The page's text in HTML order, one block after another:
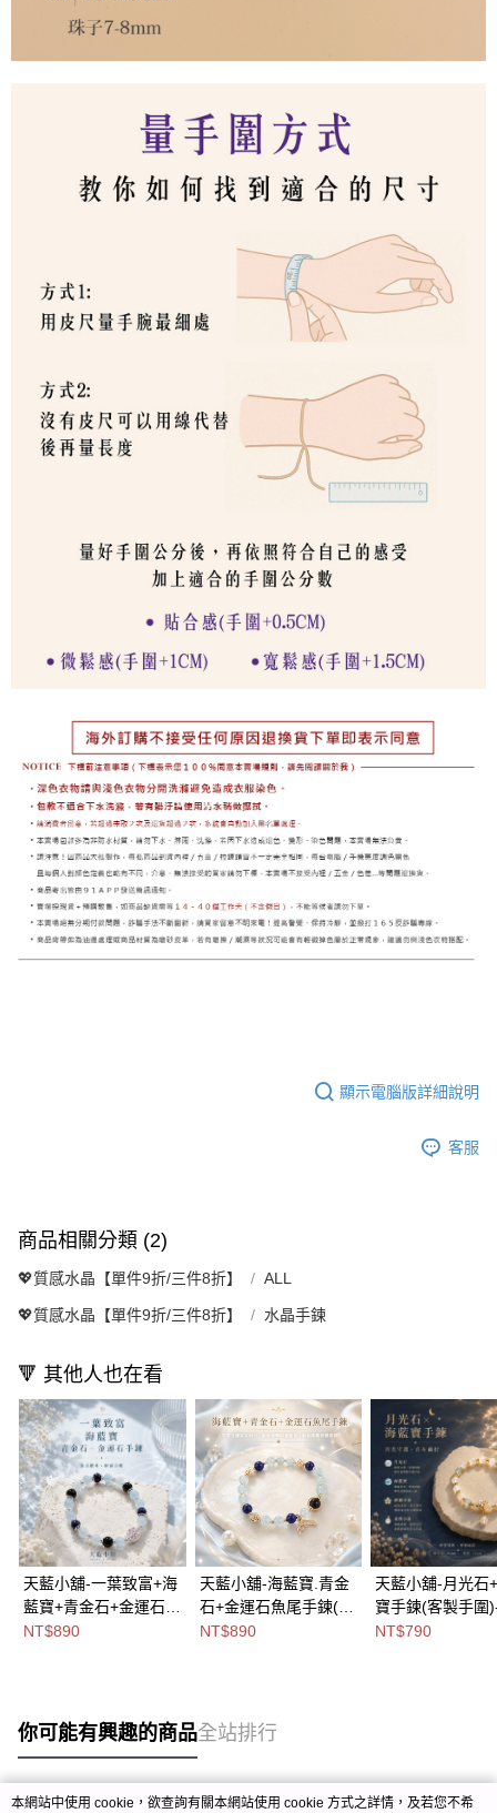
顯示電腦版詳細說明
客服
商品相關分類 (2)
💖質感水晶【單件9折/三件8折】 ALL
💖質感水晶【單件9折/三件8折】 水晶手鍊
🔻 其他人也在看
天藍小舖-一葉致富+海
藍寶+青金石+金運石手
鍊(客製手圍)-共1
NT$890
天藍小舖-海藍寶.青金
石+金運石魚尾手鍊(客
製手圍)-單1
NT$890
天藍小舖-月光石
寶手鍊(客製手圍
款-$790【
NT$790
你可能有興趣的商品全站排行
本網站中使用 cookie，欲查詢有關本網站使用 cookie 方式之詳情，及若您不希